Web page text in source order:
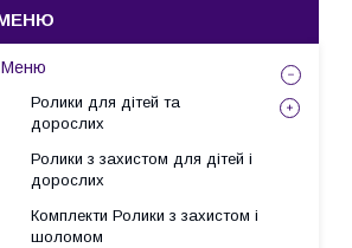
Меню
Ролики для дітей та
дорослих
Ролики з захистом для дітей і
дорослих
Комплекти Ролики з захистом і
шоломом